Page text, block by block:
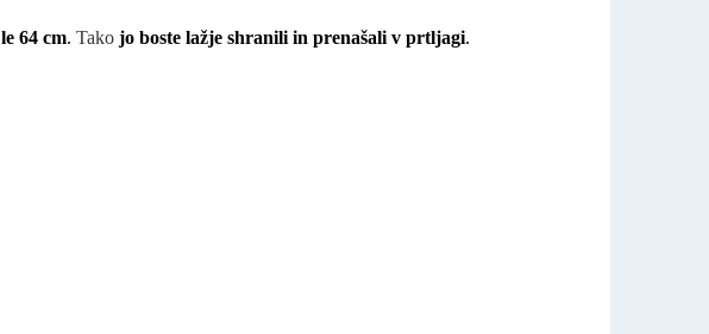
le 64 cm. Tako jo boste lažje shranili in prenašali v prtljagi.